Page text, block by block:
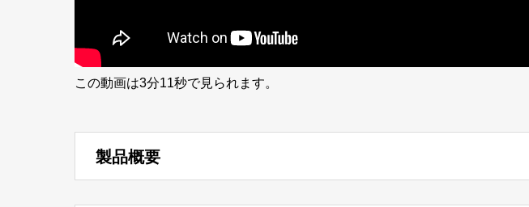
この動画は3分11秒で見られます。
製品概要